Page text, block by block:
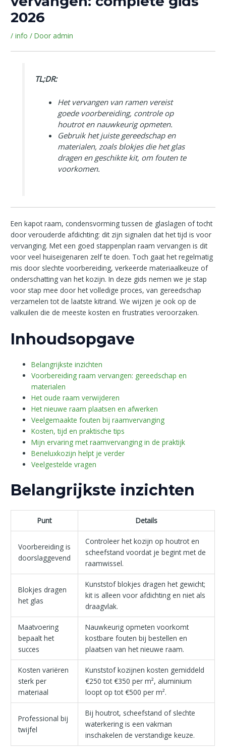
2026
/info / Door admin
TL;DR:
Het vervangen van ramen vereist
goede voorbereiding, controle op
houtrot en nauwkeurig opmeten.
Gebruik het juiste gereedschap en
materialen, zoals blokjes die het glas
dragen en geschikte kit, om fouten te
voorkomen.
Een kapot raam, condensvorming tussen de glaslagen of tocht
door verouderde afdichting: dit zijn signalen dat het tijd is voor
vervanging. Met een goed stappenplan raam vervangen is dit
voor veel huiseigenaren zelf te doen. Toch gaat het regelmatig
mis door slechte voorbereiding, verkeerde materiaalkeuze of
onderschatting van het kozijn. In deze gids nemen we je stap
voor stap mee door het volledige proces, van gereedschap
verzamelen tot de laatste kitrand. We wijzen je ook op de
valkuilen die de meeste kosten en frustraties veroorzaken.
Inhoudsopgave
Belangrijkste inzichten
Voorbereiding raam vervangen: gereedschap en
materialen
Het oude raam verwijderen
Het nieuwe raam plaatsen en afwerken
Veelgemaakte fouten bij raamvervanging
Kosten, tijd en praktische tips
Mijn ervaring met raamvervanging in de praktijk
Beneluxkozijn helpt je verder
Veelgestelde vragen
Belangrijkste inzichten
Punt Details
Voorbereiding is
doorslaggevend
Controleer het kozijn op houtrot en
scheefstand voordat je begint met de
raamwissel.
Blokjes dragen
het glas
Kunststof blokjes dragen het gewicht;
kit is alleen voor afdichting en niet als
draagvlak.
Maatvoering
bepaalt het
succes
Nauwkeurig opmeten voorkomt
kostbare fouten bij bestellen en
plaatsen van het nieuwe raam.
Kosten variëren
sterk per
materiaal
Kunststof kozijnen kosten gemiddeld
€250 tot €350 per m², aluminium
loopt op tot €500 per m².
Professional bij
twijfel
Bij houtrot, scheefstand of slechte
waterkering is een vakman
inschakelen de verstandige keuze.